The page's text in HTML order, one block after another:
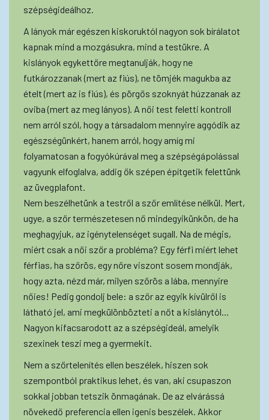
szépségideálhoz.
A lányok már egészen kiskoruktól nagyon sok bírálatot
kapnak mind a mozgásukra, mind a testükre. A
kislányok egykettőre megtanulják, hogy ne
futkározzanak (mert az fiús), ne tömjék magukba az
ételt (mert az is fiús), és pörgős szoknyát húzzanak az
oviba (mert az meg lányos). A női test feletti kontroll
nem arról szól, hogy a társadalom mennyire aggódik az
egészségünkért, hanem arról, hogy amíg mi
folyamatosan a fogyókúrával meg a szépségápolással
vagyunk elfoglalva, addig ők szépen építgetik felettünk
az üvegplafont.
Nem beszélhetünk a testről a szőr említése nélkül. Mert,
ugye, a szőr természetesen nő mindegyikünkön, de ha
meghagyjuk, az igénytelenséget sugall. Na de mégis,
miért csak a női szőr a probléma? Egy férfi miért lehet
férfias, ha szőrös, egy nőre viszont sosem mondják,
hogy azta, nézd már, milyen szőrös a lába, mennyire
nőies! Pedig gondolj bele: a szőr az egyik kívülről is
látható jel, ami megkülönbözteti a nőt a kislánytól...
Nagyon kifacsarodott az a szépségideál, amelyik
szexinek teszi meg a gyermekit.
Nem a szőrtelenítés ellen beszélek, hiszen sok
szempontból praktikus lehet, és van, aki csupaszon
sokkal jobban tetszik önmagának. De az elvárássá
növekedő preferencia ellen igenis beszélek. Akkor